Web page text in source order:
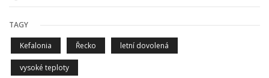
TAGY
Kefalonia Řecko letní dovolená
vysoké teploty